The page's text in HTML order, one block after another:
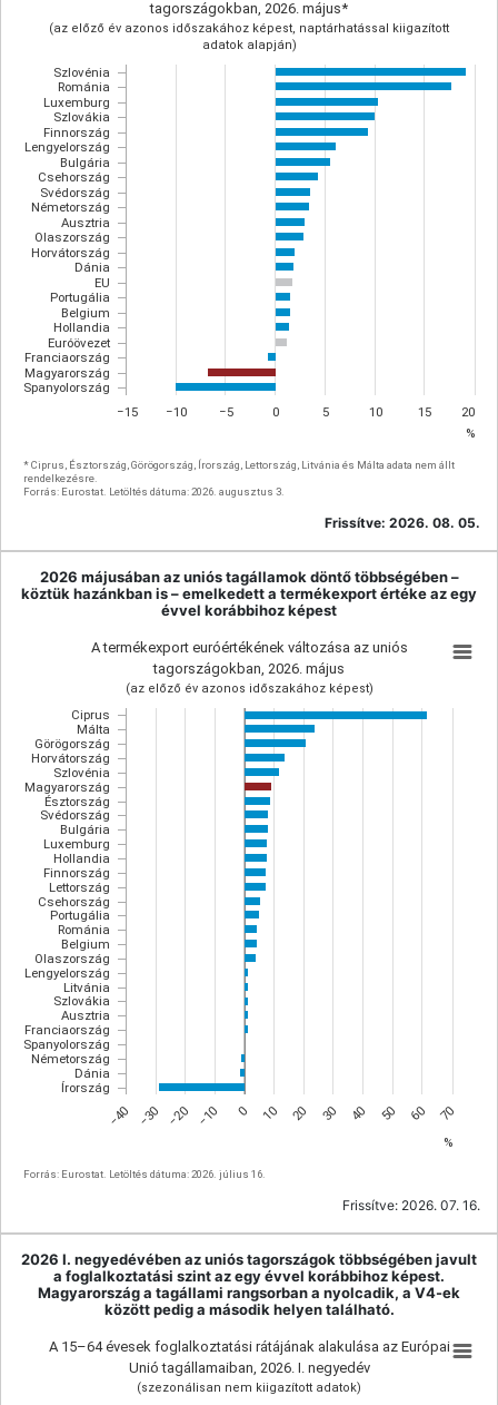
%
tagországokban, 2026. május*
(az előző év azonos időszakához képest, naptárhatással kiigazított
adatok alapján)
* Ciprus, Észtország, Görögország, Írország, Lettország, Litvánia és Málta adata nem állt
rendelkezésre.
Forrás: Eurostat. Letöltés dátuma: 2026. augusztus 3.
Szlovénia
Románia
Luxemburg
Szlovákia
Finnország
Lengyelország
Bulgária
Csehország
Svédország
Németország
Ausztria
Olaszország
Horvátország
Dánia
EU
Portugália
Belgium
Hollandia
Euróövezet
Franciaország
Magyarország
Spanyolország
−15
−10 −5 0 5 10 15 20
Frissítve: 2026. 08. 05.
2026 májusában az uniós tagállamok döntő többségében –
köztük hazánkban is – emelkedett a termékexport értéke az egy
évvel korábbihoz képest
%
A termékexport euróértékének változása az uniós
tagországokban, 2026. május
(az előző év azonos időszakához képest)
Forrás: Eurostat. Letöltés dátuma: 2026. július 16.
Írország
Dánia
Németország
Spanyolország
Franciaország
Ausztria
Szlovákia
Litvánia
Lengyelország
Olaszország
Belgium
Románia
Portugália
Csehország
Lettország
Finnország
Hollandia
Luxemburg
Bulgária
Svédország
Észtország
Magyarország
Szlovénia
Horvátország
Görögország
Málta
Ciprus
−40 −30 −20 −10 0 10 20 30 40 50 60 70
Frissítve: 2026. 07. 16.
2026 I. negyedévében az uniós tagországok többségében javult
a foglalkoztatási szint az egy évvel korábbihoz képest.
Magyarország a tagállami rangsorban a nyolcadik, a V4-ek
között pedig a második helyen található.
A 15–64 évesek foglalkoztatási rátájának alakulása az Európai
Unió tagállamaiban, 2026. I. negyedév
(szezonálisan nem kiigazított adatok)